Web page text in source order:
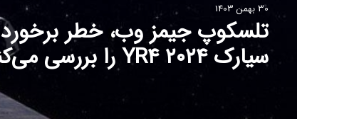
30 بهمن 1403
تلسکوپ جیمز وب، خطر برخورد
سیارک ۲۰۲۴ YR۴ را بررسی می‌کند